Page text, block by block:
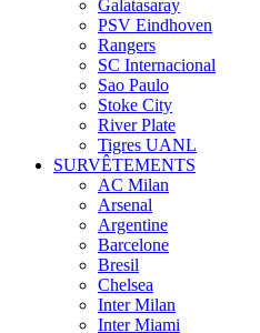
Galatasaray
PSV Eindhoven
Rangers
SC Internacional
Sao Paulo
Stoke City
River Plate
Tigres UANL
SURVÊTEMENTS
AC Milan
Arsenal
Argentine
Barcelone
Bresil
Chelsea
Inter Milan
Inter Miami